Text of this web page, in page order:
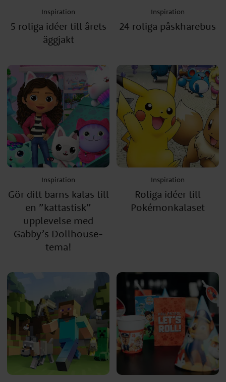
Inspiration
5 roliga idéer till årets
äggjakt
Inspiration
24 roliga påskharebus
Inspiration
Gör ditt barns kalas till
en ”kattastisk”
upplevelse med
Gabby’s Dollhouse-
tema!
Inspiration
Roliga idéer till
Pokémonkalaset